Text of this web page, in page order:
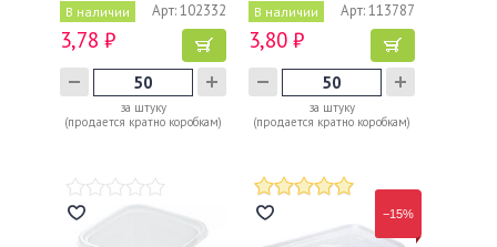
В наличии Арт: 102332
3,78 ₽
за штуку
(продается кратно коробкам)
В наличии Арт: 113787
3,80 ₽
за штуку
(продается кратно коробкам)
−15%